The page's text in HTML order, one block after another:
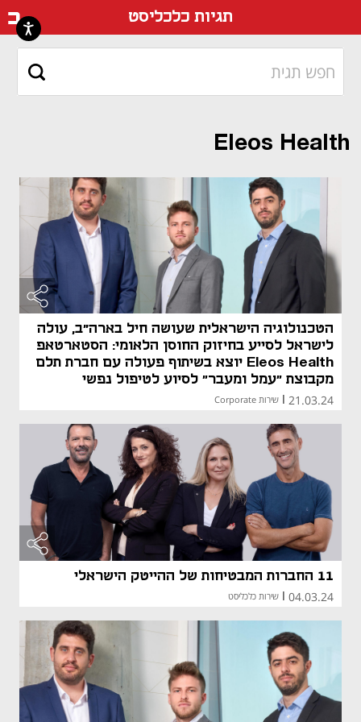
תגיות כלכליסט
Eleos Health
הטכנולוגיה הישראלית שעושה חיל בארה"ב, עולה
לישראל לסייע בחיזוק החוסן הלאומי: הסטארטאפ
Eleos Health יוצא בשיתוף פעולה עם חברת תלם
מקבוצת ״עמל ומעבר״ לסיוע לטיפול נפשי
21.03.24 שירות Corporate
11 החברות המבטיחות של ההייטק הישראלי
04.03.24 שירות כלכליסט